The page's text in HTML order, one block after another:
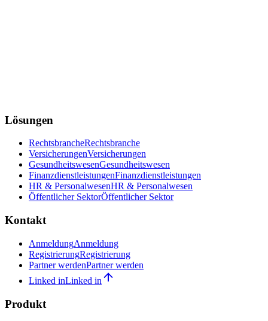
Lösungen
RechtsbrancheRechtsbranche
VersicherungenVersicherungen
GesundheitswesenGesundheitswesen
FinanzdienstleistungenFinanzdienstleistungen
HR & PersonalwesenHR & Personalwesen
Öffentlicher SektorÖffentlicher Sektor
Kontakt
AnmeldungAnmeldung
RegistrierungRegistrierung
Partner werdenPartner werden
Linked inLinked in
Produkt